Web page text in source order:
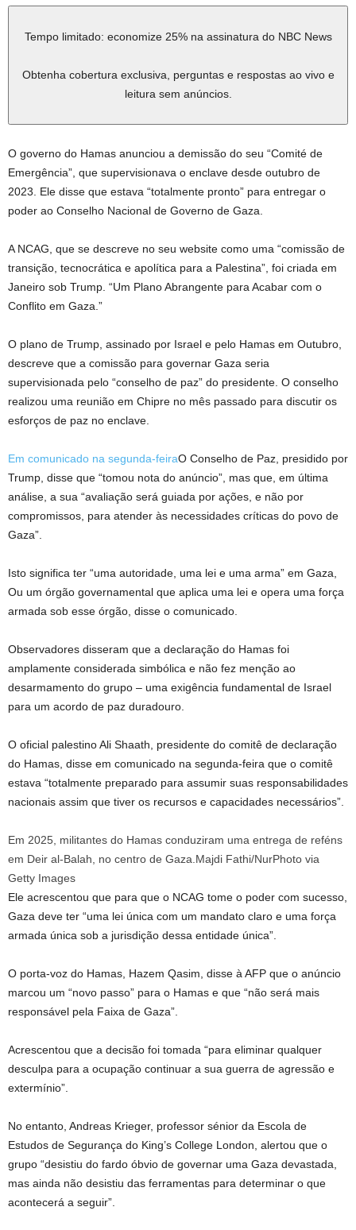
Tempo limitado: economize 25% na assinatura do NBC News
Obtenha cobertura exclusiva, perguntas e respostas ao vivo e
leitura sem anúncios.
O governo do Hamas anunciou a demissão do seu “Comité de
Emergência”, que supervisionava o enclave desde outubro de
2023.
Ele disse que estava “totalmente pronto” para entregar o
poder ao Conselho Nacional de Governo de Gaza.
A NCAG, que se descreve no seu website como uma “comissão de
transição, tecnocrática e apolítica para a Palestina”, foi criada em
Janeiro sob Trump. “Um Plano Abrangente para Acabar com o
Conflito em Gaza.”
O plano de Trump, assinado por Israel e pelo Hamas em Outubro,
descreve que a comissão para governar Gaza seria
supervisionada pelo “conselho de paz” do presidente. O conselho
realizou uma reunião em Chipre no mês passado para discutir os
esforços de paz no enclave.
Em comunicado na segunda-feiraO Conselho de Paz, presidido por
Trump, disse que “tomou nota do anúncio”, mas que, em última
análise, a sua “avaliação será guiada por ações, e não por
compromissos, para atender às necessidades críticas do povo de
Gaza”.
Isto significa ter “uma autoridade, uma lei e uma arma” em Gaza,
Ou um órgão governamental que aplica uma lei e opera uma força
armada sob esse órgão, disse o comunicado.
Observadores disseram que a declaração do Hamas foi
amplamente considerada simbólica e não fez menção ao
desarmamento do grupo – uma exigência fundamental de Israel
para um acordo de paz duradouro.
O oficial palestino Ali Shaath, presidente do comitê de declaração
do Hamas, disse em comunicado na segunda-feira que o comitê
estava “totalmente preparado para assumir suas responsabilidades
nacionais assim que tiver os recursos e capacidades necessários”.
Em 2025, militantes do Hamas conduziram uma entrega de reféns
em Deir al-Balah, no centro de Gaza. Majdi Fathi/NurPhoto via
Getty Images
Ele acrescentou que para que o NCAG tome o poder com sucesso,
Gaza deve ter “uma lei única com um mandato claro e uma força
armada única sob a jurisdição dessa entidade única”.
O porta-voz do Hamas, Hazem Qasim, disse à AFP que o anúncio
marcou um “novo passo” para o Hamas e que “não será mais
responsável pela Faixa de Gaza”.
Acrescentou que a decisão foi tomada “para eliminar qualquer
desculpa para a ocupação continuar a sua guerra de agressão e
extermínio”.
No entanto, Andreas Krieger, professor sénior da Escola de
Estudos de Segurança do King’s College London, alertou que o
grupo “desistiu do fardo óbvio de governar uma Gaza devastada,
mas ainda não desistiu das ferramentas para determinar o que
acontecerá a seguir”.